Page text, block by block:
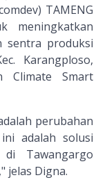
TAMENG
meningkatkan
sentra produksi
Karangploso,
Climate Smart
perubahan
adalah solusi
Tawangargo
jelas Digna.